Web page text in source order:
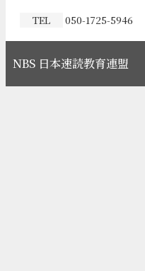
TEL 050-1725-5946
NBS 日本速読教育連盟